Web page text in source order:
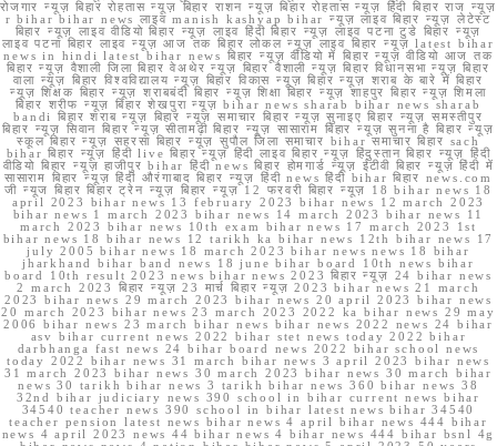
रोजगार न्यूज़ बिहार रोहतास न्यूज़ बिहार राशन न्यूज़ बिहार रोहतास न्यूज़ हिंदी बिहार राज न्यूज़
r bihar bihar news लाइव manish kashyap bihar न्यूज़ लाइव बिहार न्यूज़ लेटेस्ट
बिहार न्यूज़ लाइव वीडियो बिहार न्यूज़ लाइव हिंदी बिहार न्यूज़ लाइव पटना टुडे बिहार न्यूज़
लाइव पटना बिहार लाइव न्यूज़ आज तक बिहार लोकल न्यूज़ लाइव बिहार न्यूज़ latest bihar
news in hindi latest bihar news बिहार न्यूज़ वीडियो में बिहार न्यूज़ वीडियो आज तक
बिहार न्यूज़ वैशाली जिला बिहार वेअथेर न्यूज़ बिहार वैशाली न्यूज़ बिहार विधानसभा न्यूज़ बिहार
वाला न्यूज़ बिहार विश्वविद्यालय न्यूज़ बिहार विकास न्यूज़ बिहार न्यूज़ शराब के बारे में बिहार
न्यूज़ शिक्षक बिहार न्यूज़ शराबबंदी बिहार न्यूज़ शिक्षा बिहार न्यूज़ शाहपुर बिहार न्यूज़ शिमला
बिहार शरीफ न्यूज़ बिहार शेखपुरा न्यूज़ bihar news sharab bihar news sharab
bandi बिहार शराब न्यूज़ बिहार न्यूज़ समाचार बिहार न्यूज़ सुनाइए बिहार न्यूज़ समस्तीपुर
बिहार न्यूज़ सिवान बिहार न्यूज़ सीतामढ़ी बिहार न्यूज़ सासाराम बिहार न्यूज़ सुनना है बिहार न्यूज़
स्कूल बिहार न्यूज़ सहरसा बिहार न्यूज़ सुपौल जिला समाचार bihar समाचार बिहार sach
bihar बिहार न्यूज़ हिंदी live बिहार न्यूज़ हिंदी लाइव बिहार न्यूज़ हिंदुस्तान बिहार न्यूज़ हिंदी
वीडियो बिहार न्यूज़ हाजीपुर bihar हिंदी news बिहार होमगार्ड न्यूज़ ईटीवी बिहार न्यूज़ हिंदी में
सासाराम बिहार न्यूज़ हिंदी औरंगाबाद बिहार न्यूज़ हिंदी news हिंदी bihar बिहार news.com
जी न्यूज बिहार बिहार ट्रेन न्यूज़ बिहार न्यूज़ 12 फरवरी बिहार न्यूज़ 18 bihar news 18
april 2023 bihar news 13 february 2023 bihar news 12 march 2023
bihar news 1 march 2023 bihar news 14 march 2023 bihar news 11
march 2023 bihar news 10th exam bihar news 17 march 2023 1st
bihar news 18 bihar news 12 tarikh ka bihar news 12th bihar news 17
july 2005 bihar news 18 march 2023 bihar news news 18 bihar
jharkhand bihar band news 18 june bihar board 10th news bihar
board 10th result 2023 news bihar news 2023 बिहार न्यूज़ 24 bihar news
2 march 2023 बिहार न्यूज़ 23 मार्च बिहार न्यूज़ 2023 bihar news 21 march
2023 bihar news 29 march 2023 bihar news 20 april 2023 bihar news
20 march 2023 bihar news 23 march 2023 2022 ka bihar news 29 may
2006 bihar news 23 march bihar news bihar news 2022 news 24 bihar
asv bihar current news 2022 bihar stet news today 2022 bihar
darbhanga fast news 24 bihar board news 2022 bihar school news
today 2022 bihar news 31 march bihar news 3 april 2023 bihar news
31 march 2023 bihar news 30 march 2023 bihar news 30 march bihar
news 30 tarikh bihar news 3 tarikh bihar news 360 bihar news 38
32nd bihar judiciary news 390 school in bihar current news bihar
34540 teacher news 390 school in bihar latest news bihar 34540
teacher pension latest news bihar news 4 april bihar news 444 bihar
news 4 april 2023 news 44 bihar news 4 bihar news 444 bihar bsnl 4g